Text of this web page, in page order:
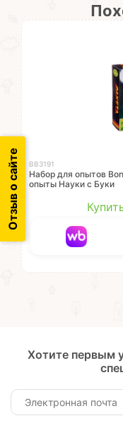
ВВ3191
Набор для опытов
опыты Науки с Буки
Отзыв о сайте
Хотите первым